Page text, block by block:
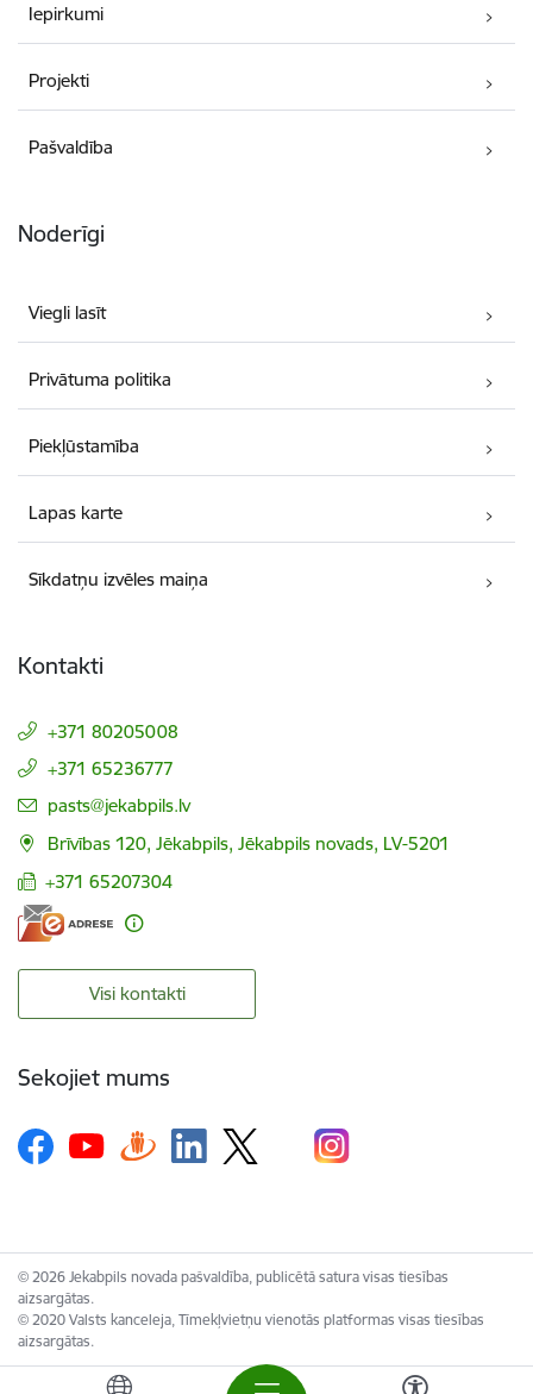
Iepirkumi
Projekti
Pašvaldība
Noderīgi
Viegli lasīt
Privātuma politika
Piekļūstamība
Lapas karte
Sīkdatņu izvēles maiņa
Kontakti
+371 80205008
+371 65236777
E-pasts:
pasts@jekabpils.lv
Brīvības 120, Jēkabpils, Jēkabpils novads, LV-5201
+371 65207304
Visi kontakti
Sekojiet mums
© 2026 Jekabpils novada pašvaldība, publicētā satura visas tiesības
aizsargātas.
© 2020 Valsts kanceleja, Tīmekļvietņu vienotās platformas visas tiesības
aizsargātas.